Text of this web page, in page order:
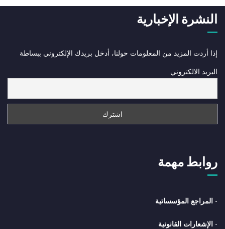
روابط مهمة
- المراجع المؤسساتية
- الإشعارات القانونية
النشرة الإخبارية
إذا أردت المزيد من المعلومات حولنا، أدخل بريدك الإلكتروني ببساطة
البريد الالكتروني